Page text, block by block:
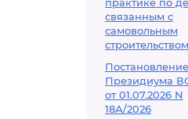
связанным с
самовольным
Постановление
Президиума
от 01.07.2026 N
18А/2026